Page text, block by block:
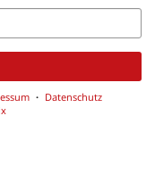
Datenschutz